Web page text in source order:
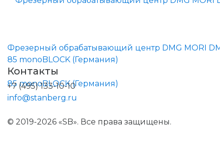
Фрезерный обрабатывающий центр DMG MORI
85 monoBLOCK (Германия)
Контакты
+7 (495) 133-10-10
info@stanberg.ru
© 2019-2026 «SB». Все права защищены.